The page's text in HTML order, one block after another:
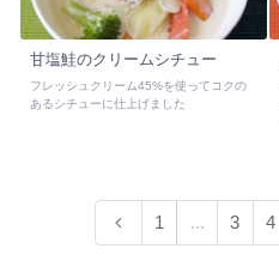
甘塩鮭のクリームシチュー
フレッシュクリーム45%を使ってコクの
あるシチューに仕上げました
1 ... 3 4